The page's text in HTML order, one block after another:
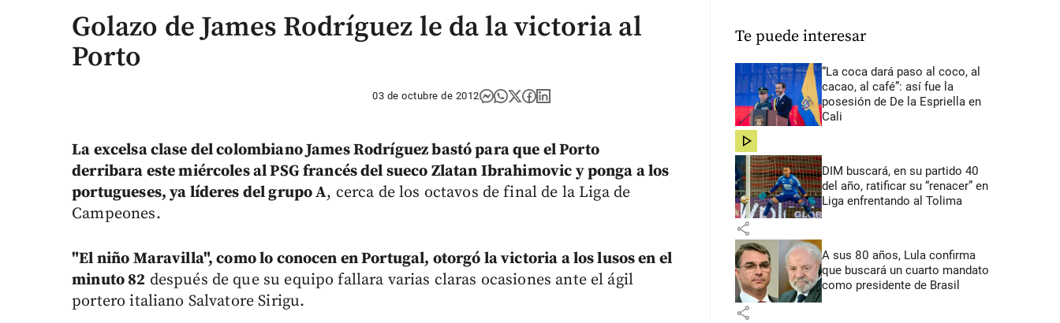
Golazo de James Rodríguez le da la victoria al
Porto
03 de octubre de 2012
La excelsa clase del colombiano James Rodríguez bastó para que el Porto
derribara este miércoles al PSG francés del sueco Zlatan Ibrahimovic y ponga a los
portugueses, ya líderes del grupo A, cerca de los octavos de final de la Liga de
Campeones.
"El niño Maravilla", como lo conocen en Portugal, otorgó la victoria a los lusos en el
minuto 82 después de que su equipo fallara varias claras ocasiones ante el ágil
portero italiano Salvatore Sirigu.
Te puede interesar
“La coca dará paso al coco, al
cacao, al café”: así fue la
posesión de De la Espriella en
Cali
share
DIM buscará, en su partido 40
del año, ratificar su “renacer” en
Liga enfrentando al Tolima
share
A sus 80 años, Lula confirma
que buscará un cuarto mandato
como presidente de Brasil
share